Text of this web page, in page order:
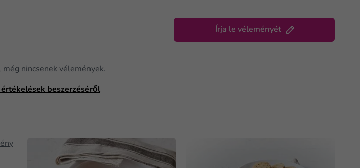
Írja le véleményét
még nincsenek vélemények.
értékelések beszerzéséről